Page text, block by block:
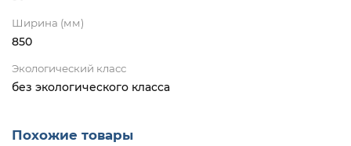
Ширина (мм)
850
Экологический класс
без экологического класса
Похожие товары